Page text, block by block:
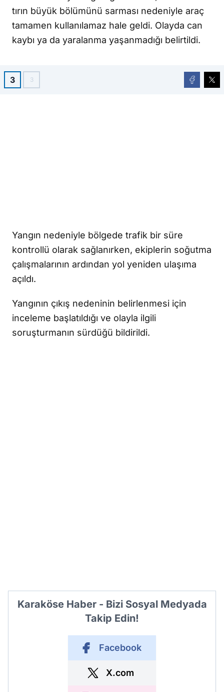
tırın büyük bölümünü sarması nedeniyle araç
tamamen kullanılamaz hale geldi. Olayda can
kaybı ya da yaralanma yaşanmadığı belirtildi.
3 3
Yangın nedeniyle bölgede trafik bir süre
kontrollü olarak sağlanırken, ekiplerin soğutma
çalışmalarının ardından yol yeniden ulaşıma
açıldı.
Yangının çıkış nedeninin belirlenmesi için
inceleme başlatıldığı ve olayla ilgili
soruşturmanın sürdüğü bildirildi.
Karaköse Haber - Bizi Sosyal Medyada
Takip Edin!
Facebook
X.com